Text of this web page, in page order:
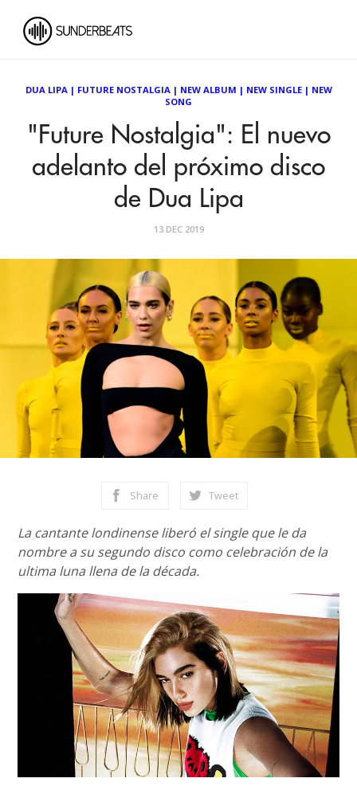
DUA LIPA| FUTURE NOSTALGIA| NEW ALBUM | NEW SINGLE| NEW
SONG
"Future Nostalgia": El nuevo
adelanto del próximo disco
de Dua Lipa
13 DEC 2019
Share Tweet
La cantante londinense liberó el single que le da
nombre a su segundo disco como celebración de la
ultima luna llena de la década.